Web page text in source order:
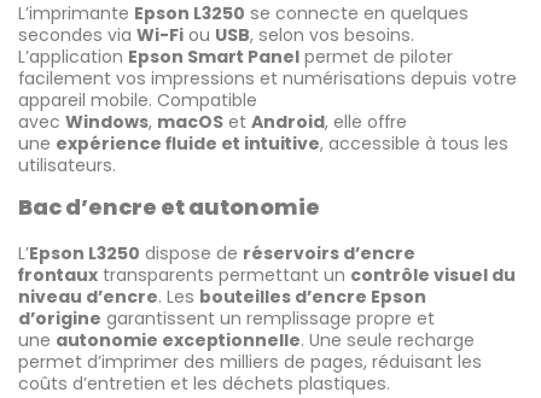
L’imprimante Epson L3250 se connecte en quelques
secondes via Wi-Fi ou USB, selon vos besoins.
L’application Epson Smart Panel permet de piloter
facilement vos impressions et numérisations depuis votre
appareil mobile. Compatible
avec Windows, macOS et Android, elle offre
une expérience fluide et intuitive, accessible à tous les
utilisateurs.
Bac d’encre et autonomie
L’Epson L3250 dispose de réservoirs d’encre
frontaux transparents permettant un contrôle visuel du
niveau d’encre. Les bouteilles d’encre Epson
d’origine garantissent un remplissage propre et
une autonomie exceptionnelle. Une seule recharge
permet d’imprimer des milliers de pages, réduisant les
coûts d’entretien et les déchets plastiques.